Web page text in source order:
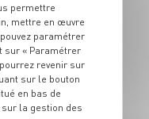
F&L /
permettre
mettre en œuvre
paramétrer
sur « Paramétrer
revenir sur
sur le bouton
en bas de
la gestion des